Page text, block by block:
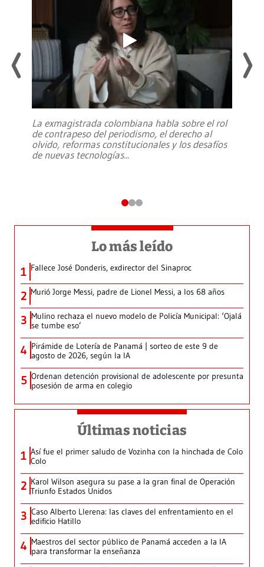
La exmagistrada colombiana habla sobre el rol
de contrapeso del periodismo, el derecho al
olvido, reformas constitucionales y los desafíos
de nuevas tecnologías...
Lo más leído
1 Fallece José Donderis, exdirector del Sinaproc
2 Murió Jorge Messi, padre de Lionel Messi, a los 68 años
3 Mulino rechaza el nuevo modelo de Policía Municipal: ‘Ojalá
se tumbe eso’
4 Pirámide de Lotería de Panamá | sorteo de este 9 de
agosto de 2026, según la IA
5 Ordenan detención provisional de adolescente por presunta
posesión de arma en colegio
Últimas noticias
1 Así fue el primer saludo de Vozinha con la hinchada de Colo
Colo
2 Karol Wilson asegura su pase a la gran final de Operación
Triunfo Estados Unidos
3 Caso Alberto Llerena: las claves del enfrentamiento en el
edificio Hatillo
4 Maestros del sector público de Panamá acceden a la IA
para transformar la enseñanza